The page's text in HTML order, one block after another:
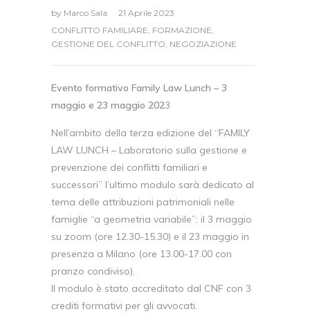
by Marco Sala
21 Aprile 2023
CONFLITTO FAMILIARE, FORMAZIONE,
GESTIONE DEL CONFLITTO, NEGOZIAZIONE
Evento formativo Family Law Lunch – 3
maggio e 23 maggio 2023
Nell’ambito della terza edizione del “FAMILY
LAW LUNCH – Laboratorio sulla gestione e
prevenzione dei conflitti familiari e
successori” l’ultimo modulo sarà dedicato al
tema delle attribuzioni patrimoniali nelle
famiglie “a geometria variabile”: il 3 maggio
su zoom (ore 12.30-15.30) e il 23 maggio in
presenza a Milano (ore 13.00-17.00 con
pranzo condiviso).
Il modulo è stato accreditato dal CNF con 3
crediti formativi per gli avvocati.